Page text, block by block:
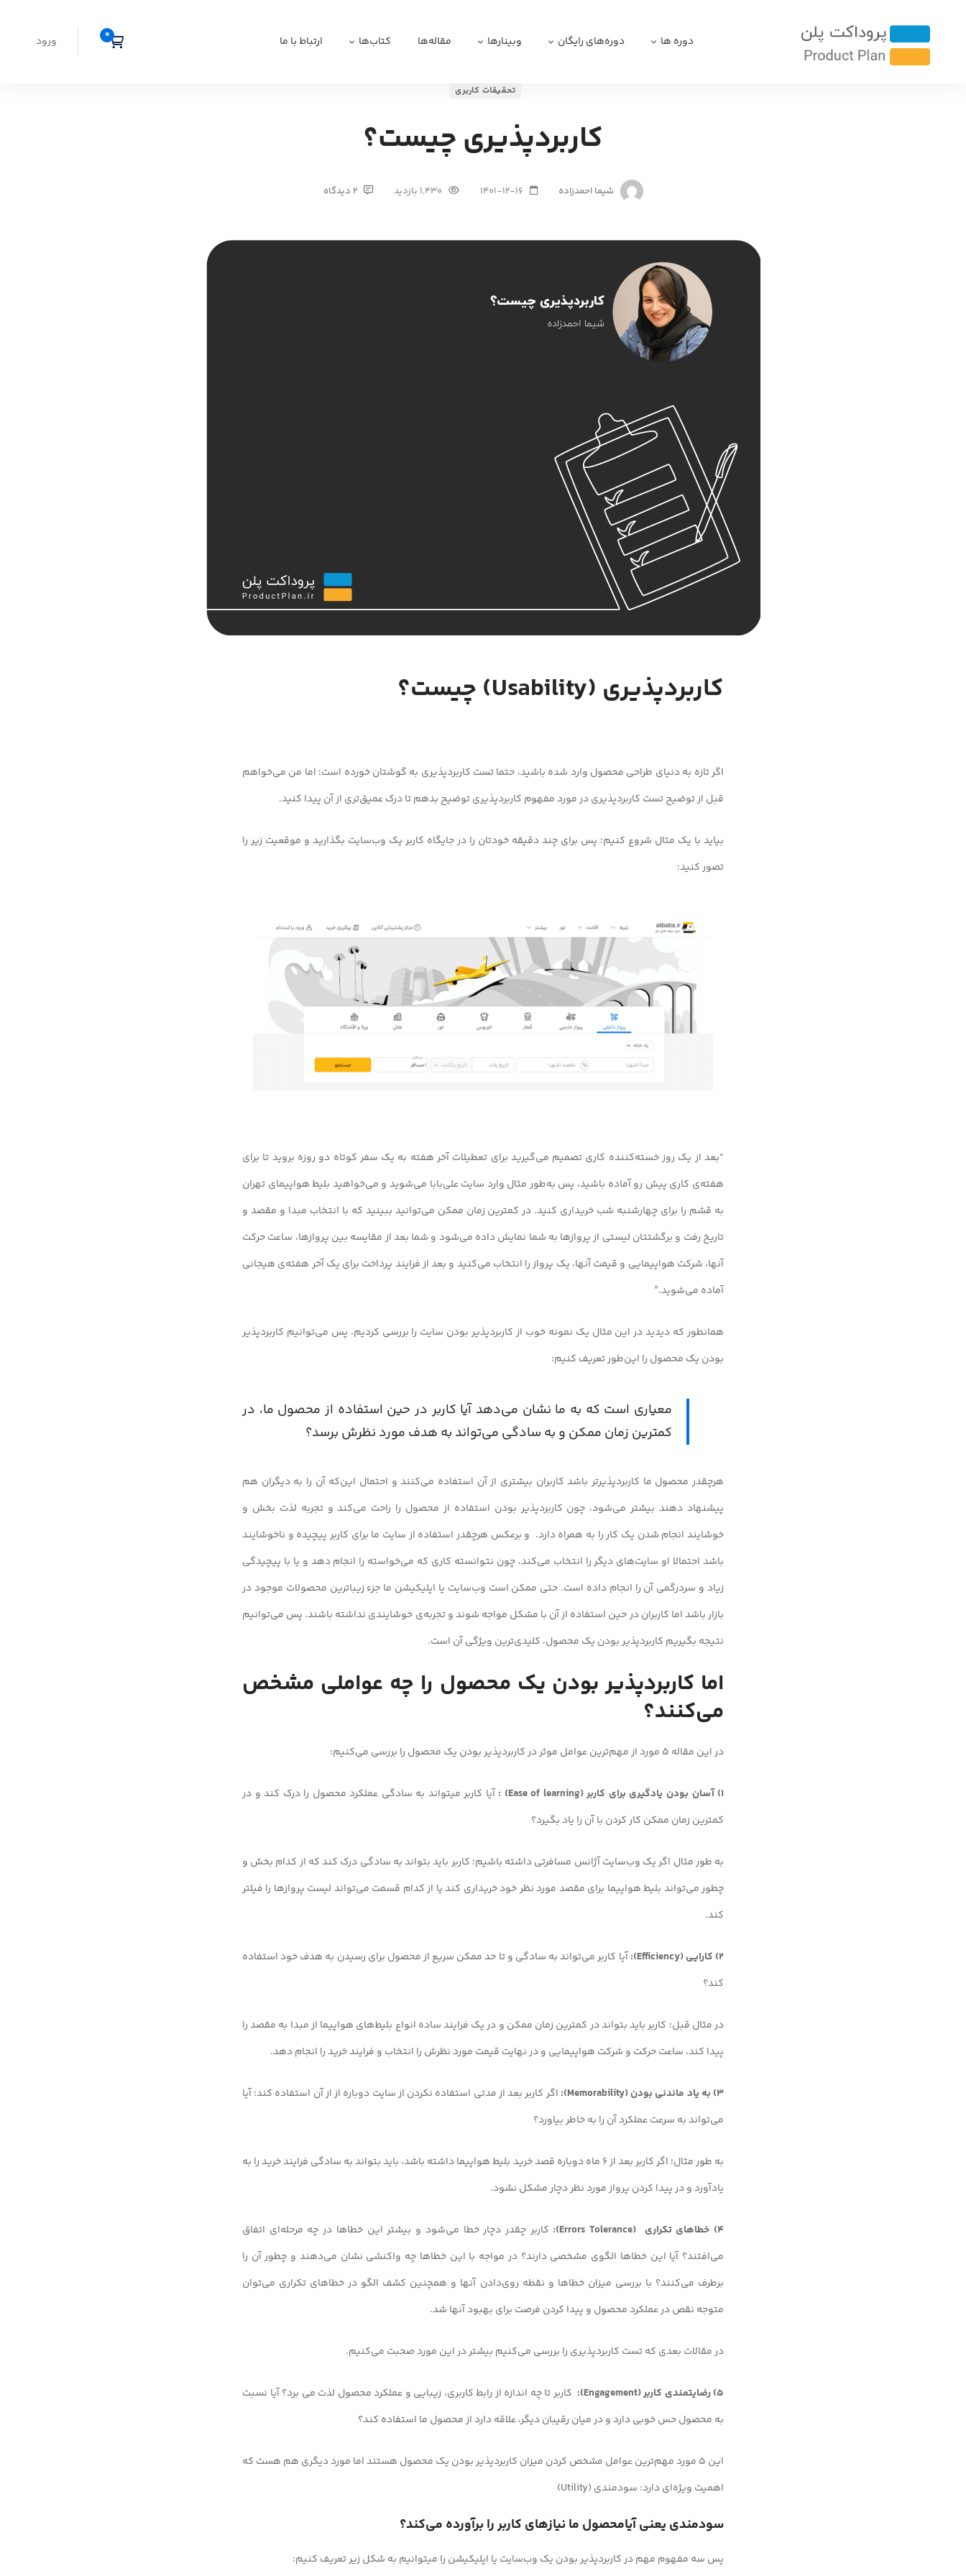
دوره ها دوره‌های رایگان وبینارها مقاله‌ها کتاب‌ها ارتباط با ما ورود
تحقیقات کاربری
کاربردپذیری چیست؟
شیما احمدزاده 1401-12-16 1,430 بازدید 2 دیدگاه
کاربردپذیری (Usability) چیست؟
اگر تازه به دنیای طراحی محصول وارد شده باشید، حتما تست کاربردپذیری به گوشتان خورده است؛ اما من می‌خواهم
قبل از توضیح تست کاربردپذیری در مورد مفهوم کاربردپذیری توضیح بدهم تا درک عمیق‌تری از آن پیدا کنید.
بیاید با یک مثال شروع کنیم؛ پس برای چند دقیقه خودتان را در جایگاه کاربر یک وب‌سایت بگذارید و موقعیت زیر را
تصور کنید:
“بعد از یک روز خسته‌کننده کاری تصمیم می‌گیرید برای تعطیلات آخر هفته به یک سفر کوتاه دو روزه بروید تا برای
هفته‌ی کاری پیش رو آماده باشید، پس به‌طور مثال وارد سایت علی‌بابا می‌شوید و می‌خواهید بلیط هواپیمای تهران
به قشم را برای چهارشنبه شب خریداری کنید. در کمترین زمان ممکن می‌توانید ببینید که با انتخاب مبدا و مقصد و
تاریخ رفت و برگشتتان لیستی از پرواز‌ها به شما نمایش داده می‌شود و شما بعد از مقایسه بین پروازها، ساعت حرکت
آنها، شرکت هواپیمایی و قیمت آنها، یک پرواز را انتخاب می‌کنید و بعد از فرایند پرداخت برای یک آخر هفته‌ی هیجانی
آماده می‌شوید.”
همانطور که دیدید در این مثال یک نمونه خوب از کاربردپذیر بودن سایت را بررسی کردیم، پس می‌توانیم کاربردپذیر
بودن یک محصول را این‌طور تعریف کنیم:
معیاری‌ است که به ما نشان می‌دهد آیا کاربر در حین استفاده از محصول ما، در
کمترین زمان ممکن و به سادگی می‌تواند به هدف مورد نظرش برسد؟
هرچقدر محصول ما کاربردپذیرتر باشد کاربران بیشتری از آن استفاده می‌کنند و احتمال این‌که آن را به دیگران هم
پیشنهاد دهند بیشتر می‌شود، چون کاربردپذیر بودن استفاده از محصول را راحت می‌کند و تجربه‌ لذت بخش و
خوشایند انجام شدن یک کار را به همراه دارد. و برعکس هرچقدر استفاده از سایت ما برای کاربر پیچیده و ناخوشایند
باشد احتمالا او سایت‌های دیگر را انتخاب می‌کند، چون نتوانسته کاری که می‌خواسته را انجام دهد و یا با پیچیدگی
زیاد و سردرگمی آن را انجام داده است. حتی ممکن است وب‌سایت یا اپلیکیشن ما جزء زیباترین محصولات موجود در
بازار باشد اما کاربران در حین استفاده از آن با مشکل مواجه شوند و تجربه‌ی خوشایندی نداشته باشند. پس می‌توانیم
نتیجه بگیریم کاربردپذیر بودن یک محصول، کلیدی‌ترین ویژگی آن است.
اما کاربردپذیر بودن یک محصول را چه عواملی مشخص
می‌کنند؟
در این مقاله 5 مورد از مهم‌ترین عوامل موثر در کاربردپذیر بودن یک محصول را بررسی می‌کنیم:
1) آسان بودن یادگیری برای کاربر (Ease of learning) :
آیا کاربر میتواند به سادگی عملکرد محصول را درک کند و در
کمترین زمان ممکن کار کردن با آن را یاد بگیرد؟
به طور مثال اگر یک وب‌سایت آژانس مسافرتی داشته باشیم؛ کاربر باید بتواند به سادگی درک کند که از کدام بخش و
چطور می‌تواند بلیط هواپیما برای مقصد مورد نظر خود خریداری کند یا از کدام قسمت می‌تواند لیست پروازها را فیلتر
کند.
2) کارایی (Efficiency):
آیا کاربر می‌تواند به سادگی و تا حد ممکن سریع از محصول برای رسیدن به هدف خود استفاده
کند؟
در مثال قبل؛ کاربر باید بتواند در کمترین زمان ممکن و در یک فرایند ساده انواع بلیط‌های هواپیما از مبدا به مقصد را
پیدا کند، ساعت حرکت و شرکت هواپیمایی و در نهایت قیمت مورد نظرش را انتخاب و فرایند خرید را انجام دهد.
3) به یاد ماندنی بودن (Memorability):
اگر کاربر بعد از مدتی استفاده نکردن از سایت دوباره از از آن استفاده کند؛ آیا
می‌تواند به سرعت عملکرد آن را به خاطر بیاورد؟
به طور مثال؛ اگر کاربر بعد از 6 ماه دوباره قصد خرید بلیط هواپیما داشته باشد، باید بتواند به سادگی فرایند خرید را به
یادآورد و در پیدا کردن پرواز مورد نظر دچار مشکل نشود.
4) خطاهای تکراری (Errors Tolerance):
کاربر چقدر دچار خطا می‌شود و بیشتر این خطاها در چه مرحله‌ای اتفاق
می‌افتند؟ آیا این خطاها الگوی مشخصی دارند؟ در مواجه با این خطاها چه واکنشی نشان می‌دهند و چطور آن را
برطرف می‌کنند؟ با بررسی میزان خطاها و نقطه روی‌دادن آنها و همچنین کشف الگو در خطاهای تکراری می‌توان
متوجه نقص در عملکرد محصول و پیدا کردن فرصت‌ برای بهبود آنها شد.
در مقالات بعدی که تست کاربردپذیری را بررسی می‌کنیم بیشتر در این مورد صحبت می‌کنیم.
5) رضایتمندی کاربر (Engagement):
کاربر تا چه اندازه از رابط کاربری، زیبایی و عملکرد محصول لذت می برد؟ آیا نسبت
به محصول حس خوبی دارد و در میان رقیبان دیگر، علاقه دارد از محصول ما استفاده کند؟
این 5 مورد مهم‌ترین عوامل مشخص کردن میزان کاربردپذیر بودن یک محصول هستند اما مورد دیگری هم هست که
اهمیت ویژه‌ای دارد: سودمندی (Utility)
سودمندی یعنی آیامحصول ما نیازهای کاربر را برآورده می‌کند؟
پس سه مفهوم مهم در کاربردپذیر بودن یک وب‌سایت یا اپلیکیشن را میتوانیم به شکل زیر تعریف کنیم: